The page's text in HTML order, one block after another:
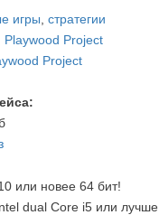
игры стратегии
Playwood Project
Project
или новее 64 бит!
dual Core i5 или лучше